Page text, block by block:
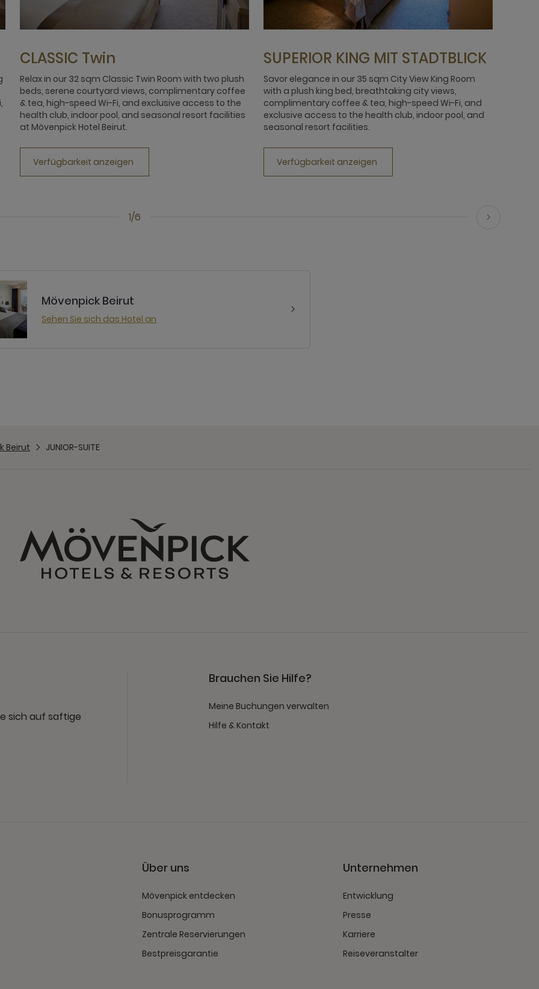
1/6
CLASSIC Twin
Relax in our 32 sqm Classic Twin Room with two plush
beds, serene courtyard views, complimentary coffee
& tea, high-speed Wi-Fi, and exclusive access to the
health club, indoor pool, and seasonal resort facilities
at Mövenpick Hotel Beirut.
Verfügbarkeit anzeigen
SUPERIOR KING MIT STADTBLICK
Savor elegance in our 35 sqm City View King Room
with a plush king bed, breathtaking city views,
complimentary coffee & tea, high-speed Wi-Fi, and
exclusive access to the health club, indoor pool, and
seasonal resort facilities.
Verfügbarkeit anzeigen
Mövenpick Beirut
Sehen Sie sich das Hotel an
Beirut JUNIOR-SUITE
sich auf saftige
Brauchen Sie Hilfe?
Meine Buchungen verwalten
Hilfe & Kontakt
Über uns
Mövenpick entdecken
Bonusprogramm
Zentrale Reservierungen
Bestpreisgarantie
Unternehmen
Entwicklung
Presse
Karriere
Reiseveranstalter